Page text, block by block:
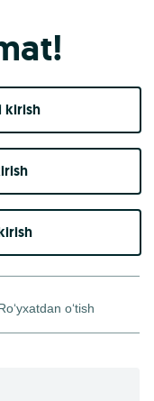
kirish​
o‘tish